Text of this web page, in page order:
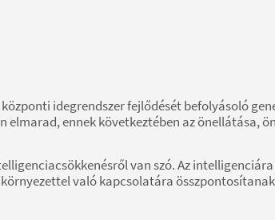
idegrendszer fejlődését befolyásoló
ennek következtében az önellátása,
van szó. Az
való kapcsolatára